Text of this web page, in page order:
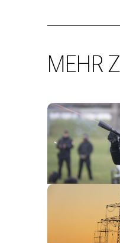
MEHR